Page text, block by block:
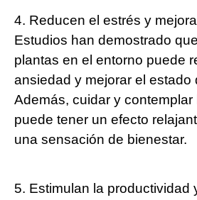
4. Reducen el estrés y
Estudios han demostrado
plantas en el entorno puede
ansiedad y mejorar el estado
Además, cuidar y contemplar
puede tener un efecto
una sensación de bienestar.
5. Estimulan la productividad